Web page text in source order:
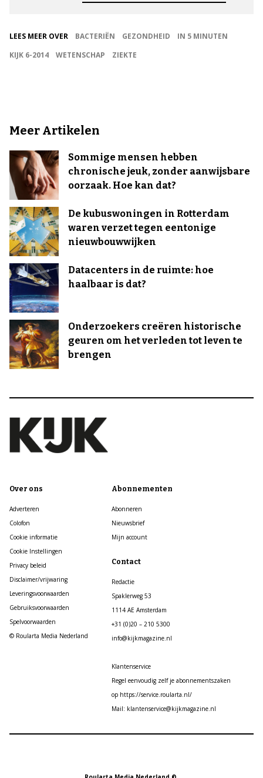
LEES MEER OVER BACTERIËN GEZONDHEID
IN 5 MINUTEN
KIJK 6-2014
WETENSCHAP ZIEKTE
Meer Artikelen
Sommige mensen hebben
chronische jeuk, zonder aanwijsbare
oorzaak. Hoe kan dat?
De kubuswoningen in Rotterdam
waren verzet tegen eentonige
nieuwbouwwijken
Datacenters in de ruimte: hoe
haalbaar is dat?
Onderzoekers creëren historische
geuren om het verleden tot leven te
brengen
Over ons
Adverteren
Colofon
Cookie informatie
Cookie Instellingen
Privacy beleid
Disclaimer/vrijwaring
Leveringsvoorwaarden
Gebruiksvoorwaarden
Spelvoorwaarden
© Roularta Media Nederland
Abonnementen
Abonneren
Nieuwsbrief
Mijn account
Contact
Redactie
Spaklerweg 53
1114 AE Amsterdam
+31 (0)20 – 210 5300
info@kijkmagazine.nl
Klantenservice
Regel eenvoudig zelf je abonnementszaken
op https://service.roularta.nl/
Mail: klantenservice@kijkmagazine.nl